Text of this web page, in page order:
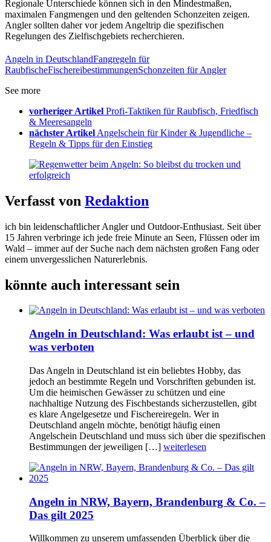
Regionale Unterschiede können sich in den Mindestmaßen,
maximalen Fangmengen und den geltenden Schonzeiten zeigen.
Angler sollten daher vor jedem Angeltrip die spezifischen
Regelungen des Zielfischgebiets recherchieren.
Angeln in DeutschlandFangregeln für
RaubfischeFischereibestimmungenSchonzeiten für Angler
See more
vorheriger Artikel Profi-Taktiken für Raubfisch, Friedfisch
& Meeresangeln
nächster Artikel Angelschein für Kinder & Jugendliche –
Regeln & Tipps für den Einstieg
Verfasst von Redaktion
ich bin leidenschaftlicher Angler und Outdoor-Enthusiast. Seit über
15 Jahren verbringe ich jede freie Minute an Seen, Flüssen oder im
Wald – immer auf der Suche nach dem nächsten großen Fang oder
einem unvergesslichen Naturerlebnis.
könnte auch interessant sein
Angeln in Deutschland: Was erlaubt ist – und
was verboten
Das Angeln in Deutschland ist ein beliebtes Hobby, das
jedoch an bestimmte Regeln und Vorschriften gebunden ist.
Um die heimischen Gewässer zu schützen und eine
nachhaltige Nutzung des Fischbestands sicherzustellen, gibt
es klare Angelgesetze und Fischereiregeln. Wer in
Deutschland angeln möchte, benötigt häufig einen
Angelschein Deutschland und muss sich über die spezifischen
Bestimmungen der jeweiligen […] weiterlesen
Angeln in NRW, Bayern, Brandenburg & Co. –
Das gilt 2025
Willkommen zu unserem umfassenden Überblick über die